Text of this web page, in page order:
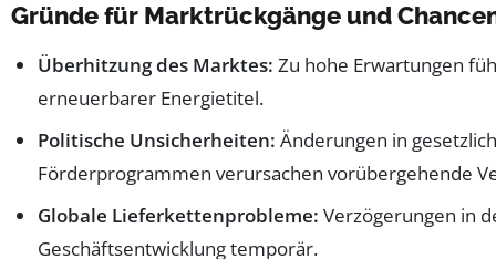
Gründe für Marktrückgänge und
Überhitzung des Marktes: Zu hohe Erwartungen
erneuerbarer Energietitel.
Politische Unsicherheiten: Änderungen in
Förderprogrammen verursachen vorübergehende
Globale Lieferkettenprobleme: Verzögerungen in
Geschäftsentwicklung temporär.